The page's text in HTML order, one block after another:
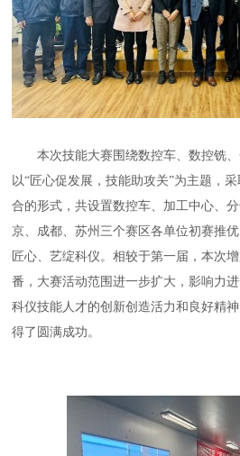
本次技能大赛围绕数控车、数控铣
以“匠心促发展，技能助攻关”为主题，
合的形式，共设置数控车、加工中心、
京、成都、苏州三个赛区各单位初赛推
匠心、艺绽科仪。相较于第一届，本次
番，大赛活动范围进一步扩大，影响力
科仪技能人才的创新创造活力和良好精
得了圆满成功。